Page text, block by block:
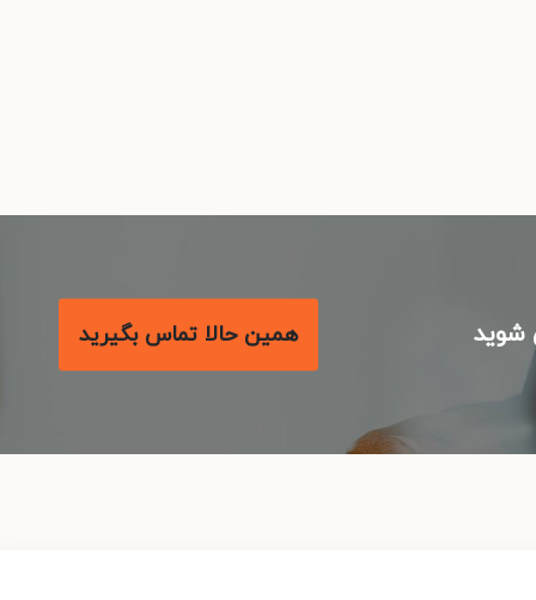
همین حالا تماس بگیرید